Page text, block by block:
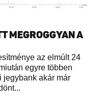
MEGROGGYAN A
az elmúlt 24
egyre többen
jegybank akár már